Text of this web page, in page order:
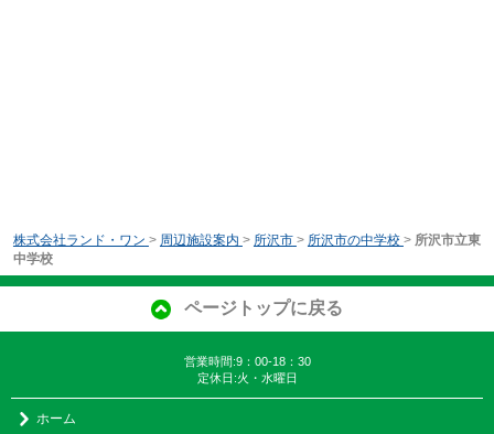
株式会社ランド・ワン > 周辺施設案内 > 所沢市 > 所沢市の中学校 > 所沢市立東
中学校
ページトップに戻る
営業時間:9：00-18：30
定休日:火・水曜日
ホーム